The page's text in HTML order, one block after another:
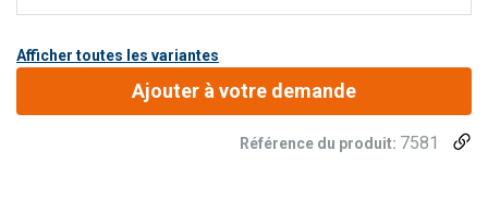
Afficher toutes les variantes
Ajouter à votre demande
Référence du produit: 7581